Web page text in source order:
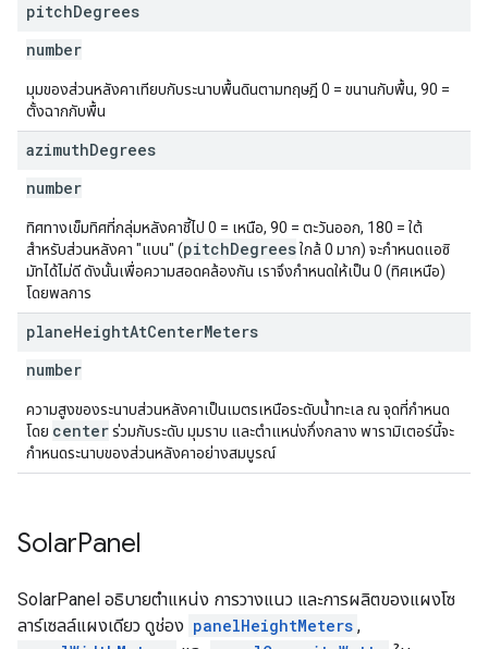
pitchDegrees
number
มุมของส่วนหลังคาเทียบกับระนาบพื้นดินตามทฤษฎี 0 = ขนานกับพื้น, 90 =
ตั้งฉากกับพื้น
azimuthDegrees
number
ทิศทางเข็มทิศที่กลุ่มหลังคาชี้ไป 0 = เหนือ, 90 = ตะวันออก, 180 = ใต้
สำหรับส่วนหลังคา "แบน" (pitchDegreesใกล้ 0 มาก) จะกำหนดแอซิ
มัทได้ไม่ดี ดังนั้นเพื่อความสอดคล้องกัน เราจึงกำหนดให้เป็น 0 (ทิศเหนือ)
โดยพลการ
planeHeightAtCenterMeters
number
ความสูงของระนาบส่วนหลังคาเป็นเมตรเหนือระดับน้ำทะเล ณ จุดที่กำหนด
โดย centerร่วมกับระดับ มุมราบ และตำแหน่งกึ่งกลาง พารามิเตอร์นี้จะ
กำหนดระนาบของส่วนหลังคาอย่างสมบูรณ์
SolarPanel
SolarPanel อธิบายตำแหน่ง การวางแนว และการผลิตของแผงโซ
ลาร์เซลล์แผงเดียว ดูช่อง panelHeightMeters ,